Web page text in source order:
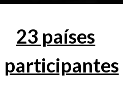
23 países
participantes